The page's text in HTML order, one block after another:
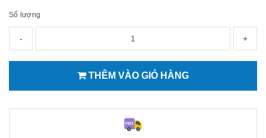
Số lượng
- +
THÊM VÀO GIỎ HÀNG